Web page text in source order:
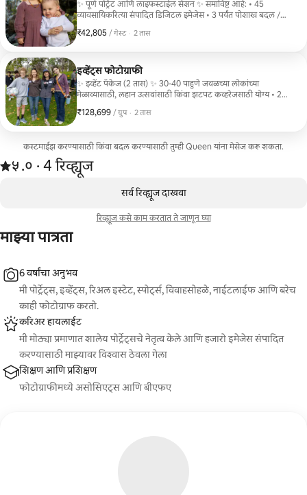
✨ पूर्ण पोर्ट्रेट आणि लाइफस्टाईल सेशन ✨ समाविष्ट आहे: • 45
व्यावसायिकरित्या संपादित डिजिटल इमेजेस • 3 पर्यंत पोशाख बदल /
रीटच केलेल्या इमेजेस यासाठी योग्य: • पूर्ण पोर्ट्रेट सेशन्स • जीवनशैली
₹42,805 / गेस्ट
₹42,805 प्रति गेस्ट
, · 2 तास
इव्हेंट्स फोटोग्राफी
✨ इव्हेंट पॅकेज (2 तास) ✨ 30-40 पाहुणे जवळच्या लोकांच्या
मेळाव्यासाठी, लहान उत्सवांसाठी किंवा झटपट कव्हरेजसाठी योग्य • 2
इमेजेस • 15-30 हलका रीटचिंग • पाहण्यासाठी आणि डाऊनलोड
₹128,699 / ग्रुप
₹128,699, प्रति ग्रुप
, · 2 तास
कस्टमाईझ करण्यासाठी किंवा बदल करण्यासाठी तुम्ही Queen यांना मेसेज करू शकता.
4 रिव्ह्यूजमधून 5 पैकी ५.० स्टार्स रेटिंग आहे
५.०
,
· 4 रिव्ह्यूज
सर्व रिव्ह्यूज दाखवा
रिव्ह्यूज कसे काम करतात ते जाणून घ्या
माझ्या पात्रता
6 वर्षांचा अनुभव
मी पोर्ट्रेट्स, इव्हेंट्स, रिअल इस्टेट, स्पोर्ट्स, विवाहसोहळे, नाईटलाईफ आणि बरेच
काही फोटोग्राफ करतो.
करिअर हायलाईट
मी मोठ्या प्रमाणात शालेय पोर्ट्रेट्सचे नेतृत्व केले आणि हजारो इमेजेस संपादित
करण्यासाठी माझ्यावर विश्वास ठेवला गेला
शिक्षण आणि प्रशिक्षण
फोटोग्राफीमध्ये असोसिएट्स आणि बीएफए